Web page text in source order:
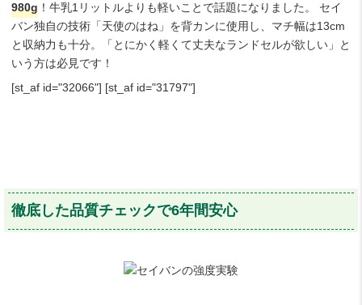
980g ！牛乳1リットルよりも軽いことで話題になりました。 セイ
バン独自の技術「天使のはね」を背カンに使用し、マチ幅は13cm
と収納力も十分。「とにかく軽くて丈夫なランドセルが欲しい」と
いう方は必見です！
[st_af id="32066"] [st_af id="31797"]
徹底した品質チェックで6年間安心